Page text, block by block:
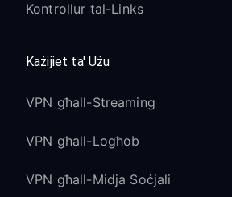
Kontrollur tal-Links
Każijiet ta' Użu
VPN għall-Streaming
VPN għall-Logħob
VPN għall-Midja Soċjali